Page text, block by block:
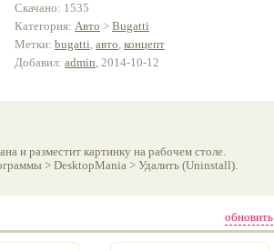
Скачано: 1535
Категория: Авто > Bugatti
Метки: bugatti, авто, концепт
Добавил: admin, 2014-10-12
и разместит картинку на рабочем столе.
> DesktopMania > Удалить (Uninstall).
обновить